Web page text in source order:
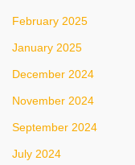
February 2025
January 2025
December 2024
November 2024
September 2024
July 2024